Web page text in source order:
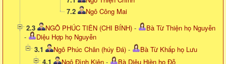
7.2
Ngô Công Mai
2.3
NGÔ PHÚC TIÊN (CHI BÍNH) -
Bà Từ Thiện họ Nguyễn
-
Diệu Hợp họ Nguyễn
3.1
Ngô Phúc Chân (húy Đá) -
Bà Từ Khấp họ Lưu
4.1
Ngô Đình Kiên -
Bà Diệu Hiền họ Đỗ